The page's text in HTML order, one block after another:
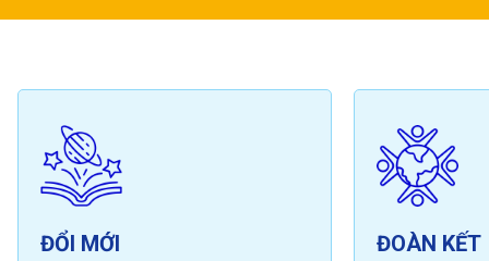
ĐỔI MỚI ĐOÀN KẾT